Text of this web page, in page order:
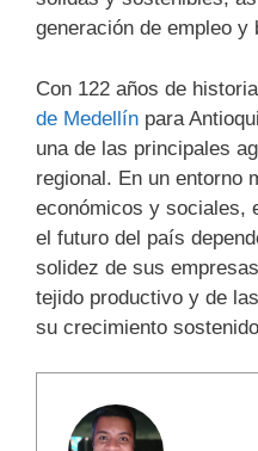
generación de empleo y
Con 122 años de
de Medellín para
una de las principales
regional. En un entorno
económicos y sociales,
el futuro del país
solidez de sus
tejido productivo y de
su crecimiento